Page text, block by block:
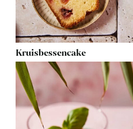
Kruisbessencake